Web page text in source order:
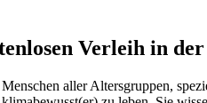
Verleih in
aller Altersgruppen,